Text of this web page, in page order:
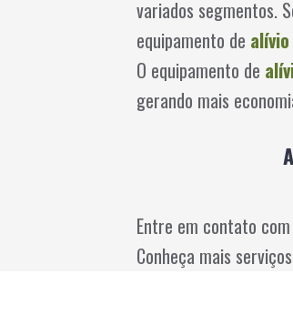
variados segmentos.
equipamento de
O equipamento de
gerando mais
Entre em contato
Conheça mais